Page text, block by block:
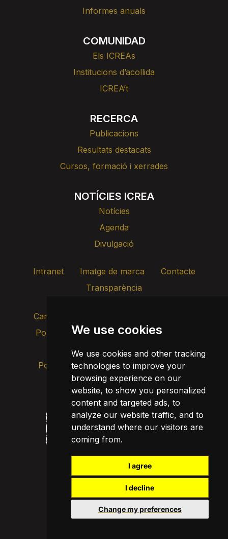
We use cookies
We use cookies and other tracking
technologies to improve your
browsing experience on our
website, to show you personalized
content and targeted ads, to
analyze our website traffic, and to
understand where our visitors are
coming from.
I agree
I decline
Change my preferences
Informes anuals
COMUNIDAD
Els ICREAs
Institucions d’acollida
ICREA’t
RECERCA
Publicacions
Resultats destacats
Cursos, formació i xerrades
NOTÍCIES ICREA
Notícies
Agenda
Divulgació
Intranet Imatge de marca
Contacte
Transparència
Canal d’alertes intern
Política de privacitat
Avís legal
Política de cookies